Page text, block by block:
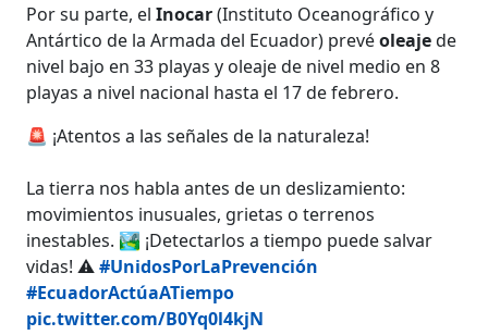
Por su parte, elInocar(Instituto Oceanográfico y
Antártico de la Armada del Ecuador) prevéoleajede
nivel bajo en 33 playas y oleaje de nivel medio en 8
playas a nivel nacional hasta el 17 de febrero.
🚨 ¡Atentos a las señales de la naturaleza!
La tierra nos habla antes de un deslizamiento:
movimientos inusuales, grietas o terrenos
inestables. 🏞️ ¡Detectarlos a tiempo puede salvar
vidas! ⚠️#UnidosPorLaPrevención
#EcuadorActúaATiempo
pic.twitter.com/B0Yq0l4kjN